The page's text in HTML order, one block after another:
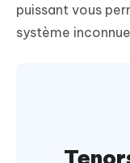
puissant vous
système